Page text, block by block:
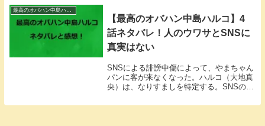
最高のオバハン中島ハルコ
【最高のオバハン中島ハルコ】4
話ネタバレ！人のウワサとSNSに
真実はない
SNSによる誹謗中傷によって、やまちゃん
パンに客が来なくなった。ハルコ（大地真
央）は、なりすましを特定する。SNSの使